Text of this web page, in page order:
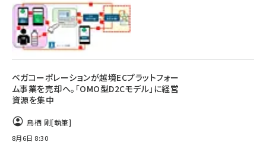
ベガコーポレーションが越境ECプラットフォー
ム事業を売却へ。「OMO型D2Cモデル」に経営
資源を集中
鳥栖 剛[執筆]
8月6日 8:30